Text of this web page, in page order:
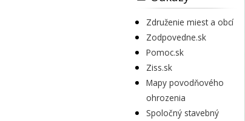
Združenie miest a obcí
Zodpovedne.sk
Pomoc.sk
Ziss.sk
Mapy povodňového
ohrozenia
Spoločný stavebný